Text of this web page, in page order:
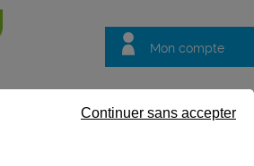
Mon compte
questions
Continuer sans accepter